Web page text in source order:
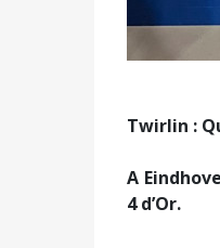
Twirlin :
A
4 d’Or.